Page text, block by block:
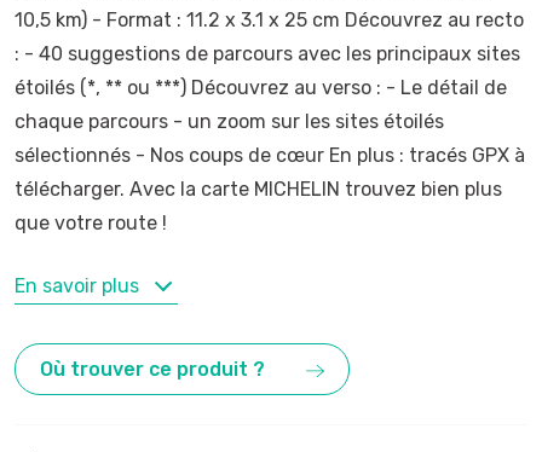
10,5 km) - Format : 11.2 x 3.1 x 25 cm Découvrez au recto
: - 40 suggestions de parcours avec les principaux sites
étoilés (*, ** ou ***) Découvrez au verso : - Le détail de
chaque parcours - un zoom sur les sites étoilés
sélectionnés - Nos coups de cœur En plus : tracés GPX à
télécharger. Avec la carte MICHELIN trouvez bien plus
que votre route !
MOTS-CLÉS
En savoir plus
Où trouver ce produit ?